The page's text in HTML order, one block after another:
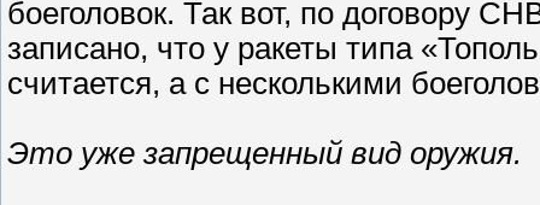
боеголовок. Так вот, по договору
записано, что у ракеты типа
считается, а с несколькими
Это уже запрещенный вид оружия.